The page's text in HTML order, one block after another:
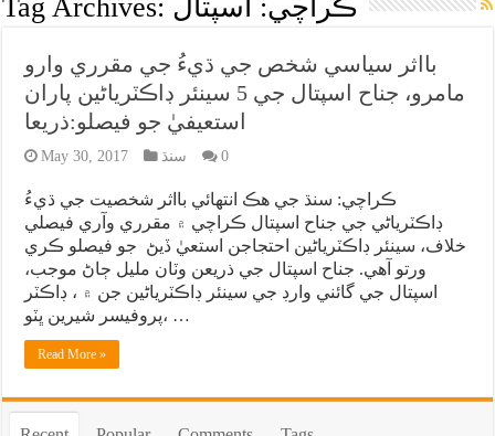
Tag Archives: ڪراچي: اسپتال
بااثر سياسي شخص جي ڌيءُ جي مقرري وارو
مامرو، جناح اسپتال جي 5 سينئر ڊاڪٽرياڻين پاران
استعيفيٰ جو فيصلو:ذريعا
May 30, 2017 سنڌ 0
ڪراچي: سنڌ جي هڪ انتهائي بااثر شخصيت جي ڌيءُ
ڊاڪٽرياڻي جي جناح اسپتال ڪراچي ۾ مقرري وآري فيصلي
خلاف، سينئر ڊاڪٽرياڻين احتجاجن استعيٰ ڏيڻ جو فيصلو ڪري
ورتو آهي. جناح اسپتال جي ذريعن وٽان مليل ڄاڻ موجب،
اسپتال جي گائني وارڊ جي سينئر ڊاڪٽرياڻين جن ۾ ، ڊاڪٽر
پروفيسر شيرين ڀٽو، …
Read More »